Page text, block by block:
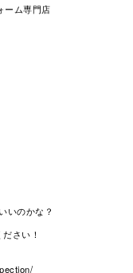
ーム専門店
いのかな？
さい！